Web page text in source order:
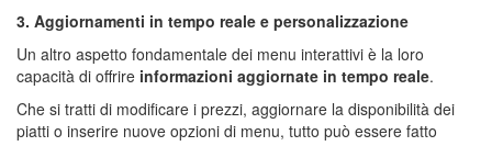
3. Aggiornamenti in tempo reale e personalizzazione
Un altro aspetto fondamentale dei menu interattivi è la loro
capacità di offrire informazioni aggiornate in tempo reale.
Che si tratti di modificare i prezzi, aggiornare la disponibilità dei
piatti o inserire nuove opzioni di menu, tutto può essere fatto